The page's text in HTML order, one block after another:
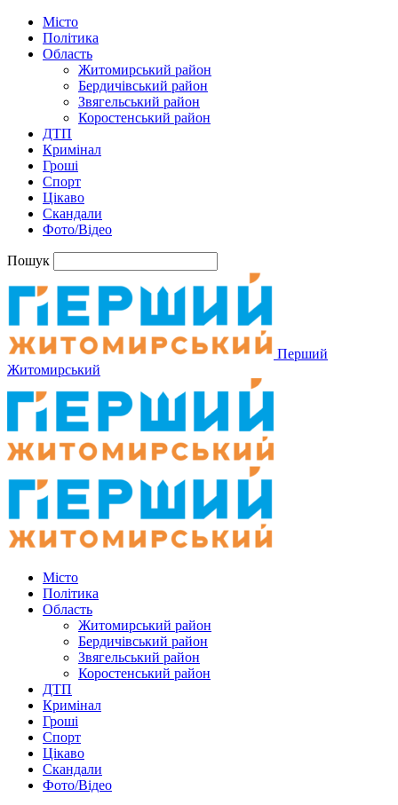
Місто
Політика
Область
Житомирський район
Бердичівський район
Звягельський район
Коростенський район
ДТП
Кримінал
Гроші
Спорт
Цікаво
Скандали
Фото/Відео
Пошук
Перший
Житомирський
Місто
Політика
Область
Житомирський район
Бердичівський район
Звягельський район
Коростенський район
ДТП
Кримінал
Гроші
Спорт
Цікаво
Скандали
Фото/Відео